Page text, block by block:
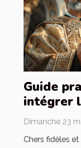
Guide
intégrer
messes
Dimanche 23
Chers fidèles